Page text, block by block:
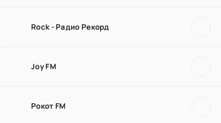
Rock - Радио Рекорд
Joy FM
Рокот FM